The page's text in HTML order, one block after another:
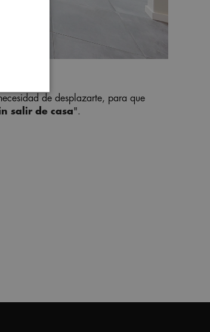
de desplazarte, para que
salir de casa".